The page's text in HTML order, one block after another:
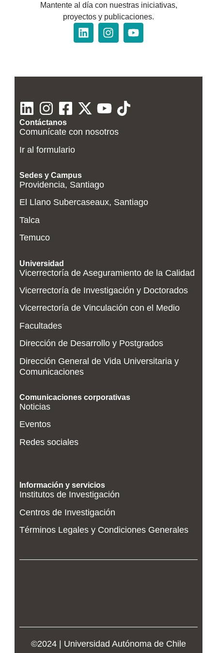
Mantente al día con nuestras iniciativas,
proyectos y publicaciones.
Contáctanos
Comunícate con nosotros
Ir al formulario
Sedes y Campus
Providencia, Santiago
El Llano Subercaseaux, Santiago
Talca
Temuco
Universidad
Vicerrectoría de Aseguramiento de la Calidad
Vicerrectoría de Investigación y Doctorados
Vicerrectoría de Vinculación con el Medio
Facultades
Dirección de Desarrollo y Postgrados
Dirección General de Vida Universitaria y
Comunicaciones
Comunicaciones corporativas
Noticias
Eventos
Redes sociales
Información y servicios
Institutos de Investigación
Centros de Investigación
Términos Legales y Condiciones Generales
©2024 | Universidad Autónoma de Chile